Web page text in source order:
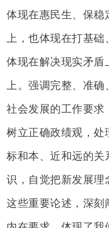
体现在惠民生、保稳
上，也体现在打基
体现在解决现实矛盾
上。强调完整、准
社会发展的工作要求
树立正确政绩观，处
标和本、近和远的关
识，自觉把新发展理
这些重要论述，深刻